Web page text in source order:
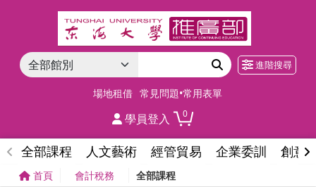
進階搜尋
場地租借 常見問題•常用表單
學員登入 0
全部課程 人文藝術 經管貿易 企業委訓 創意
首頁 會計稅務 全部課程